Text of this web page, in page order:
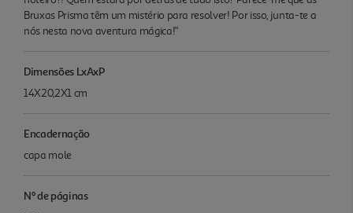
Bruxas Prisma têm um mistério para resolver! Por isso, junta-te a
nós nesta nova aventura mágica!"
Dimensões LxAxP
14X20,2X1 cm
Encadernação
capa mole
Nº de páginas